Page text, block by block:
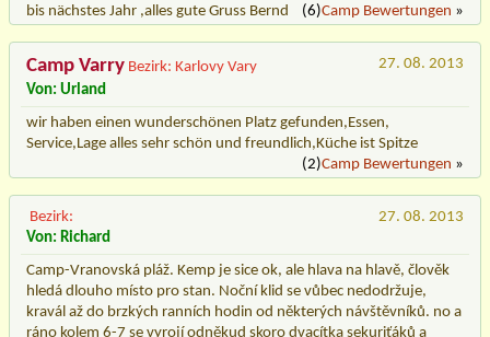
bis nächstes Jahr ,alles gute Gruss Bernd
(6)Camp Bewertungen »
Camp Varry Bezirk: Karlovy Vary
27. 08. 2013
Von: Urland
wir haben einen wunderschönen Platz gefunden,Essen,
Service,Lage alles sehr schön und freundlich,Küche ist Spitze
(2)Camp Bewertungen »
Bezirk:
27. 08. 2013
Von: Richard
Camp-Vranovská pláž. Kemp je sice ok, ale hlava na hlavě, člověk
hledá dlouho místo pro stan. Noční klid se vůbec nedodržuje,
kravál až do brzkých ranních hodin od některých návštěvníků. no a
ráno kolem 6-7 se vyrojí odněkud skoro dvacítka sekuriťáků a